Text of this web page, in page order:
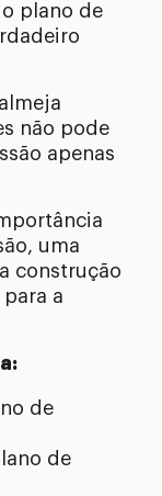
plano de
não pode
apenas
uma
construção
a
de
de